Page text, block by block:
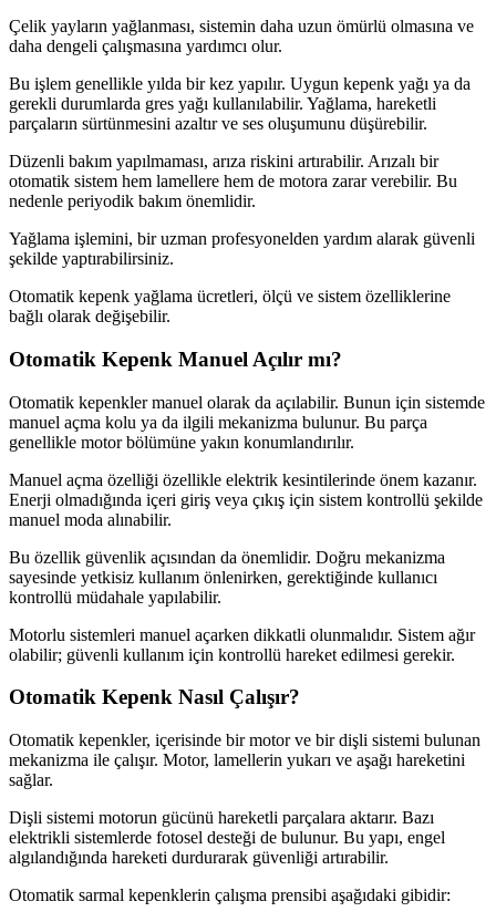
Çelik yayların yağlanması, sistemin daha uzun ömürlü olmasına ve
daha dengeli çalışmasına yardımcı olur.
Bu işlem genellikle yılda bir kez yapılır. Uygun kepenk yağı ya da
gerekli durumlarda gres yağı kullanılabilir. Yağlama, hareketli
parçaların sürtünmesini azaltır ve ses oluşumunu düşürebilir.
Düzenli bakım yapılmaması, arıza riskini artırabilir. Arızalı bir
otomatik sistem hem lamellere hem de motora zarar verebilir. Bu
nedenle periyodik bakım önemlidir.
Yağlama işlemini, bir uzman profesyonelden yardım alarak güvenli
şekilde yaptırabilirsiniz.
Otomatik kepenk yağlama ücretleri, ölçü ve sistem özelliklerine
bağlı olarak değişebilir.
Otomatik Kepenk Manuel Açılır mı?
Otomatik kepenkler manuel olarak da açılabilir. Bunun için sistemde
manuel açma kolu ya da ilgili mekanizma bulunur. Bu parça
genellikle motor bölümüne yakın konumlandırılır.
Manuel açma özelliği özellikle elektrik kesintilerinde önem kazanır.
Enerji olmadığında içeri giriş veya çıkış için sistem kontrollü şekilde
manuel moda alınabilir.
Bu özellik güvenlik açısından da önemlidir. Doğru mekanizma
sayesinde yetkisiz kullanım önlenirken, gerektiğinde kullanıcı
kontrollü müdahale yapılabilir.
Motorlu sistemleri manuel açarken dikkatli olunmalıdır. Sistem ağır
olabilir; güvenli kullanım için kontrollü hareket edilmesi gerekir.
Otomatik Kepenk Nasıl Çalışır?
Otomatik kepenkler, içerisinde bir motor ve bir dişli sistemi bulunan
mekanizma ile çalışır. Motor, lamellerin yukarı ve aşağı hareketini
sağlar.
Dişli sistemi motorun gücünü hareketli parçalara aktarır. Bazı
elektrikli sistemlerde fotosel desteği de bulunur. Bu yapı, engel
algılandığında hareketi durdurarak güvenliği artırabilir.
Otomatik sarmal kepenklerin çalışma prensibi aşağıdaki gibidir: